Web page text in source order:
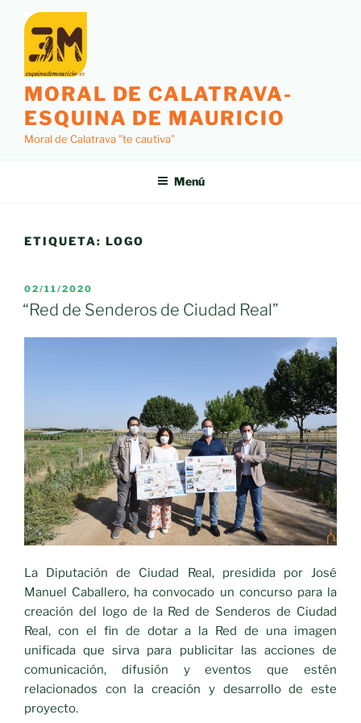
contenido
MORAL DE CALATRAVA-
ESQUINA DE MAURICIO
Moral de Calatrava "te cautiva"
Menú
ETIQUETA: LOGO
PUBLICADO
EL
02/11/2020
“Red de Senderos de Ciudad Real”
La Diputación de Ciudad Real, presidida por José
Manuel Caballero, haconvocado un concurso para la
creación del logo de la Red de Senderos de Ciudad
Real, con el fin de dotar a la Red de una imagen
unificada que sirva para publicitar las acciones de
comunicación, difusión y eventos que estén
relacionados con la creación y desarrollode este
proyecto.